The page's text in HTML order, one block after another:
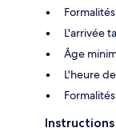
L'arrivée
Âge
L'heure